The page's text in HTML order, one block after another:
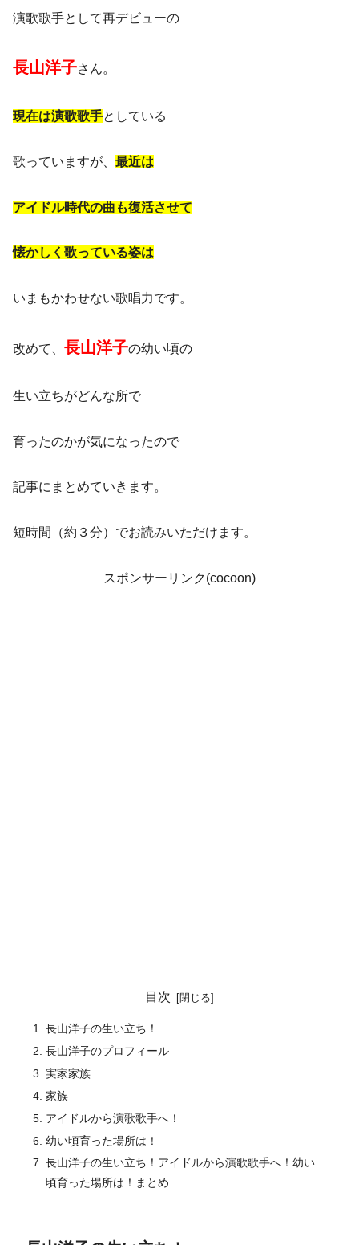
演歌歌手として再デビューの
長山洋子さん。
現在は演歌歌手としている
歌っていますが、 最近は
アイドル時代の曲も復活させて
懐かしく歌っている姿は
いまもかわせない歌唱力です。
改めて、 長山洋子の幼い頃の
生い立ちがどんな所で
育ったのかが気になったので
記事にまとめていきます。
短時間（約３分）でお読みいただけます。
スポンサーリンク(cocoon)
目次
長山洋子の生い立ち！
長山洋子のプロフィール
実家家族
家族
アイドルから演歌歌手へ！
幼い頃育った場所は！
長山洋子の生い立ち！アイドルから演歌歌手へ！幼い
頃育った場所は！まとめ